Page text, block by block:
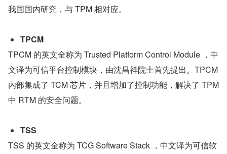
我国国内研究，与 TPM 相对应。
TPCM
TPCM 的英文全称为 Trusted Platform Control Module ，中
文译为可信平台控制模块，由沈昌祥院士首先提出。TPCM
内部集成了 TCM 芯片，并且增加了控制功能，解决了 TPM
中 RTM 的安全问题。
TSS
TSS 的英文全称为 TCG Software Stack ，中文译为可信软